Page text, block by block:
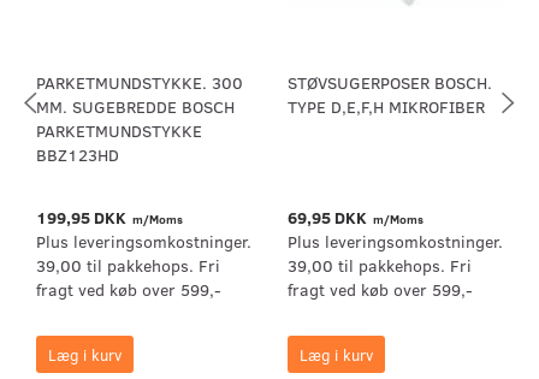
PARKETMUNDSTYKKE. 300
MM. SUGEBREDDE BOSCH
PARKETMUNDSTYKKE
BBZ123HD
199,95 DKK m/Moms
Plus leveringsomkostninger.
39,00 til pakkehops. Fri
fragt ved køb over 599,-
Læg i kurv
STØVSUGERPOSER BOSCH.
TYPE D,E,F,H MIKROFIBER
69,95 DKK m/Moms
Plus leveringsomkostninger.
39,00 til pakkehops. Fri
fragt ved køb over 599,-
Læg i kurv